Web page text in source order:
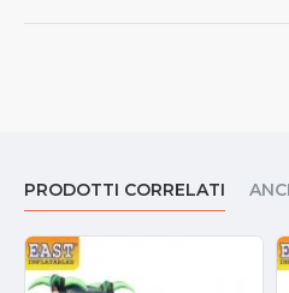
PRODOTTI CORRELATI